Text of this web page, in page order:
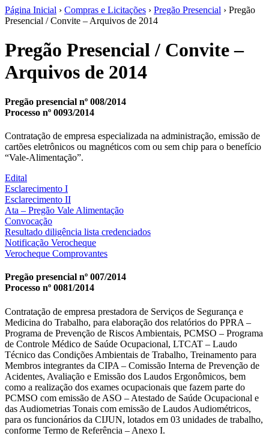
Página Inicial › Compras e Licitações › Pregão Presencial › Pregão
Presencial / Convite – Arquivos de 2014
Pregão Presencial / Convite –
Arquivos de 2014
Pregão presencial nº 008/2014
Processo nº 0093/2014
Contratação de empresa especializada na administração, emissão de
cartões eletrônicos ou magnéticos com ou sem chip para o benefício
“Vale-Alimentação”.
Edital
Esclarecimento I
Esclarecimento II
Ata – Pregão Vale Alimentação
Convocação
Resultado diligência lista credenciados
Notificação Verocheque
Verocheque Comprovantes
Pregão presencial nº 007/2014
Processo nº 0081/2014
Contratação de empresa prestadora de Serviços de Segurança e
Medicina do Trabalho, para elaboração dos relatórios do PPRA –
Programa de Prevenção de Riscos Ambientais, PCMSO – Programa
de Controle Médico de Saúde Ocupacional, LTCAT – Laudo
Técnico das Condições Ambientais de Trabalho, Treinamento para
Membros integrantes da CIPA – Comissão Interna de Prevenção de
Acidentes, Avaliação e Emissão dos Laudos Ergonômicos, bem
como a realização dos exames ocupacionais que fazem parte do
PCMSO com emissão de ASO – Atestado de Saúde Ocupacional e
das Audiometrias Tonais com emissão de Laudos Audiométricos,
para os funcionários da CIJUN, lotados em 03 unidades de trabalho,
conforme Termo de Referência – Anexo I.